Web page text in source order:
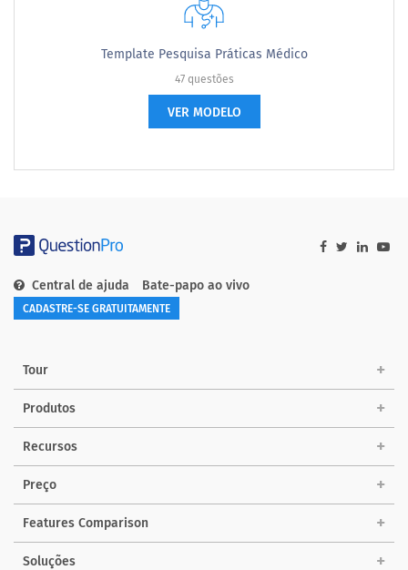
Template Pesquisa Práticas Médico
47 questões
VER MODELO
Central de ajuda Bate-papo ao vivo
CADASTRE-SE GRATUITAMENTE
Tour
Produtos
Recursos
Preço
Features Comparison
Soluções